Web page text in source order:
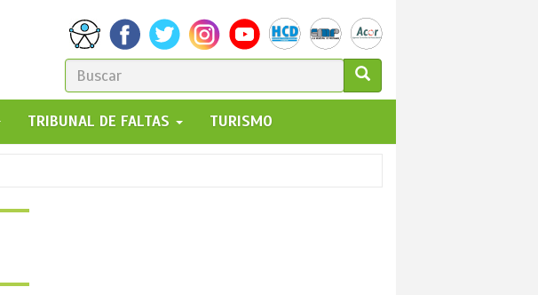
FORMULARIO
DE
BÚSQUEDA
GO!
TRIBUNAL DE FALTAS TURISMO